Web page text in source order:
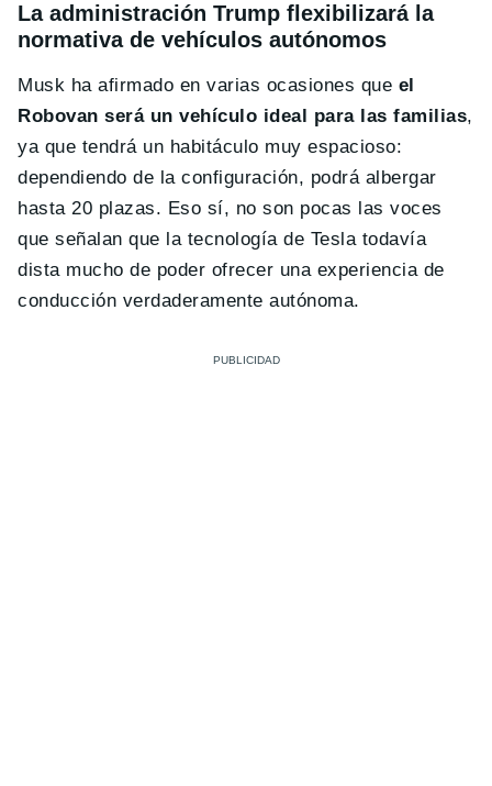
La administración Trump flexibilizará la
normativa de vehículos autónomos
Musk ha afirmado en varias ocasiones que el
Robovan será un vehículo ideal para las familias,
ya que tendrá un habitáculo muy espacioso:
dependiendo de la configuración, podrá albergar
hasta 20 plazas. Eso sí, no son pocas las voces
que señalan que la tecnología de Tesla todavía
dista mucho de poder ofrecer una experiencia de
conducción verdaderamente autónoma.